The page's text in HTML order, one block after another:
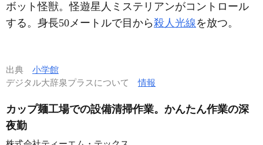
ボット怪獣。怪遊星人ミステリアンがコントロール
する。身長50メートルで目から殺人光線を放つ。
出典 小学館
デジタル大辞泉プラスについて情報
カップ麺工場での設備清掃作業。かんたん作業の深
夜勤